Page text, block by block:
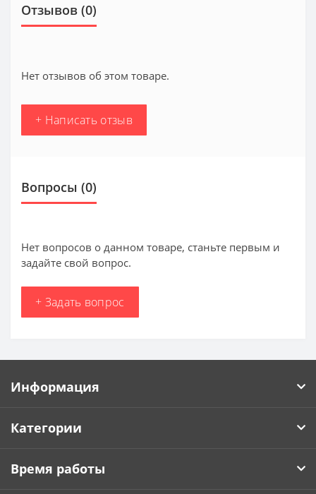
Отзывов (0)
Нет отзывов об этом товаре.
+ Написать отзыв
Вопросы (0)
Нет вопросов о данном товаре, станьте первым и
задайте свой вопрос.
+ Задать вопрос
Информация
Категории
Время работы